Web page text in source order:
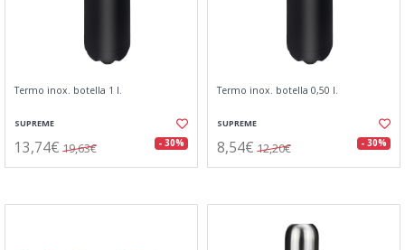
Termo inox. botella 1 l.
SUPREME
13,74€ 19,63€ - 30%
Termo inox. botella 0,50 l.
SUPREME
8,54€ 12,20€ - 30%